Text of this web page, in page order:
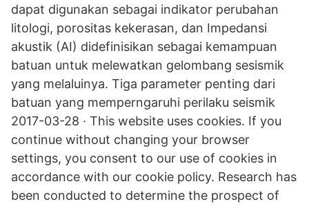
dapat digunakan sebagai indikator perubahan
litologi, porositas kekerasan, dan Impedansi
akustik (AI) didefinisikan sebagai kemampuan
batuan untuk melewatkan gelombang sesismik
yang melaluinya. Tiga parameter penting dari
batuan yang memperngaruhi perilaku seismik
2017-03-28 · This website uses cookies. If you
continue without changing your browser
settings, you consent to our use of cookies in
accordance with our cookie policy. Research has
been conducted to determine the prospect of